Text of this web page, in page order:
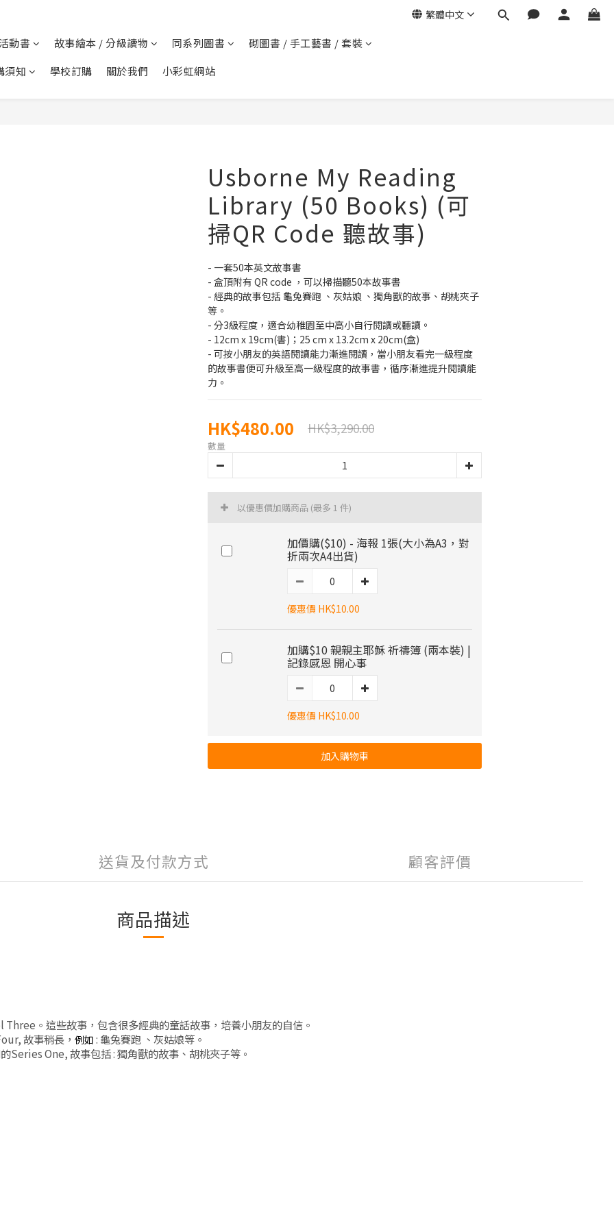
繁體中文
動書 故事繪本 / 分級讀物 同系列圖書
砌圖書 / 手工藝書 / 套裝
須知
學校訂購 關於我們 小彩虹網站
Usborne My Reading
Library (50 Books) (可
掃QR Code 聽故事)
- 一套50本英文故事書
- 盒頂附有 QR code ，可以掃描聽50本故事書
- 經典的故事包括 龜兔賽跑 、灰姑娘 、獨角獸的故事、胡桃夾子
等。
- 分3級程度，適合幼稚園至中高小自行閱讀或聽讀。
- 12cm x 19cm(書)；25 cm x 13.2cm x 20cm(盒)
- 可按小朋友的英語閱讀能力漸進閱讀，當小朋友看完一級程度
的故事書便可升級至高一級程度的故事書，循序漸進提升閱讀能
力。
HK$480.00 HK$3,290.00
數量
以優惠價加購商品 (最多 1 件)
加價購($10) - 海報 1張(大小為A3，對
折兩次A4出貨)
優惠價 HK$10.00
加購$10 親親主耶穌 祈禱簿 (兩本裝) |
記錄感恩 開心事
優惠價 HK$10.00
加入購物車
送貨及付款方式 顧客評價
商品描述
Three 。這些故事，包含很多經典的童話故事，培養小朋友的自信。
故事稍長， 例如 : 龜兔賽跑 、灰姑娘等。
Series One,故事包括:獨角獸的故事、胡桃夾子等 。